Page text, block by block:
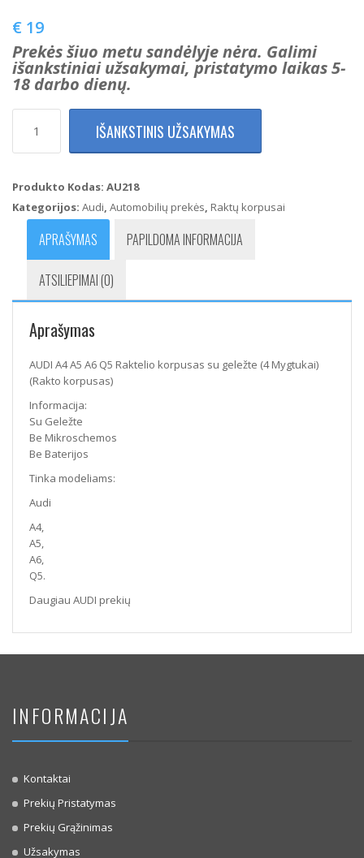
€ 19
Prekės šiuo metu sandėlyje nėra. Galimi
išankstiniai užsakymai, pristatymo laikas 5-
18 darbo dienų.
kiekis:
A5
Q5
korpusas
geležte
(Rakto
korpusas)
IŠANKSTINIS UŽSAKYMAS
Produkto Kodas: AU218
Kategorijos: Audi, Automobilių prekės, Raktų korpusai
APRAŠYMAS PAPILDOMA INFORMACIJA
ATSILIEPIMAI (0)
Aprašymas
AUDI A4 A5 A6 Q5 Raktelio korpusas su geležte (4 Mygtukai)
(Rakto korpusas)
Informacija:
Su Geležte
Be Mikroschemos
Be Baterijos
Tinka modeliams:
Audi
A4,
A5,
A6,
Q5.
Daugiau AUDI prekių
INFORMACIJA
Kontaktai
Prekių Pristatymas
Prekių Grąžinimas
Užsakymas